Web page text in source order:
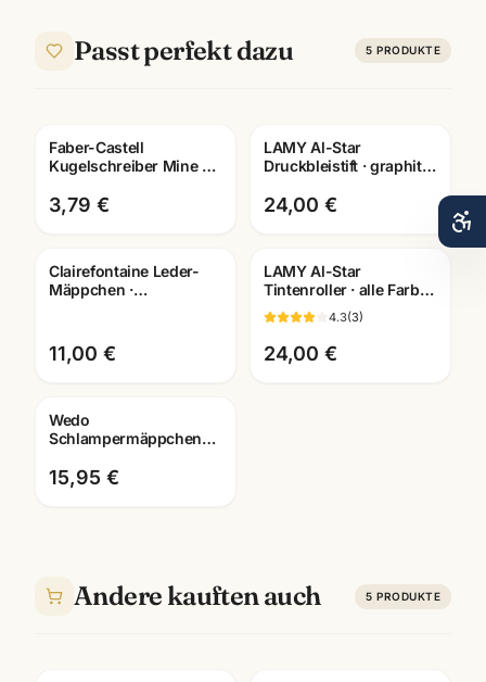
Passt perfekt dazu 5 PRODUKTE
Faber-Castell
Kugelschreiber Mine M
Schreibwaren
Mannheim
3,79 €
Gravur
LAMY Al-Star
Druckbleistift · graphit
Mechanikbleistift
24,00 €
Clairefontaine Leder-
Mäppchen ·
Mannheim
11,00 €
Gratis Gravur
LAMY Al-Star
Tintenroller · alle Farben
· weiches Schreibgefühl
· Mannheim
4.3(3)
24,00 €
Wedo
Schlampermäppchen
geräumig ·
Federmäppchen für
15,95 €
Andere kauften auch 5 PRODUKTE